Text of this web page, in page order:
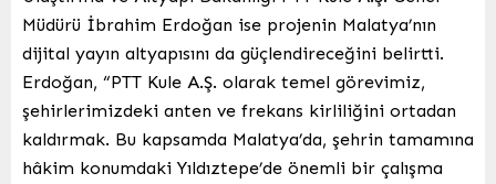
Müdürü İbrahim Erdoğan ise projenin Malatya’nın
dijital yayın altyapısını da güçlendireceğini belirtti.
Erdoğan, “PTT Kule A.Ş. olarak temel görevimiz,
şehirlerimizdeki anten ve frekans kirliliğini ortadan
kaldırmak. Bu kapsamda Malatya’da, şehrin tamamına
hâkim konumdaki Yıldıztepe’de önemli bir çalışma